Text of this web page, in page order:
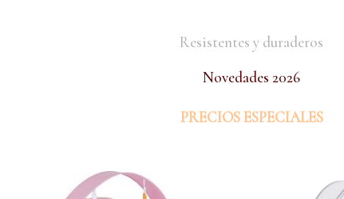
Resistentes y duraderos
Novedades 2026
PRECIOS ESPECIALES